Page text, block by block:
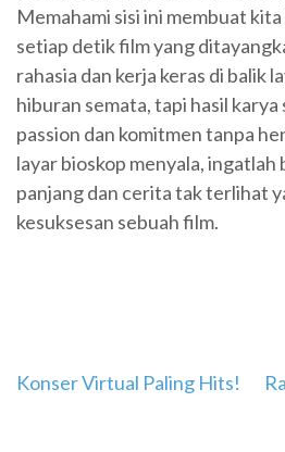
Memahami sisi ini membuat
setiap detik film yang
rahasia dan kerja keras di balik
hiburan semata, tapi hasil karya
passion dan komitmen tanpa
layar bioskop menyala, ingatlah
panjang dan cerita tak terlihat
kesuksesan sebuah film.
Navigasi
Konser Virtual Paling Hits!